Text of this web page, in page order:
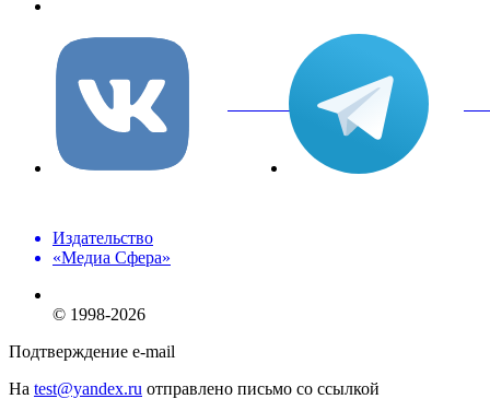
вКонтакте
Издательство
«Медиа Сфера»
© 1998-2026
Подтверждение e-mail
На test@yandex.ru отправлено письмо со ссылкой